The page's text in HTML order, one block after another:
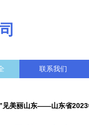
联系我们
见美丽山东——山东省